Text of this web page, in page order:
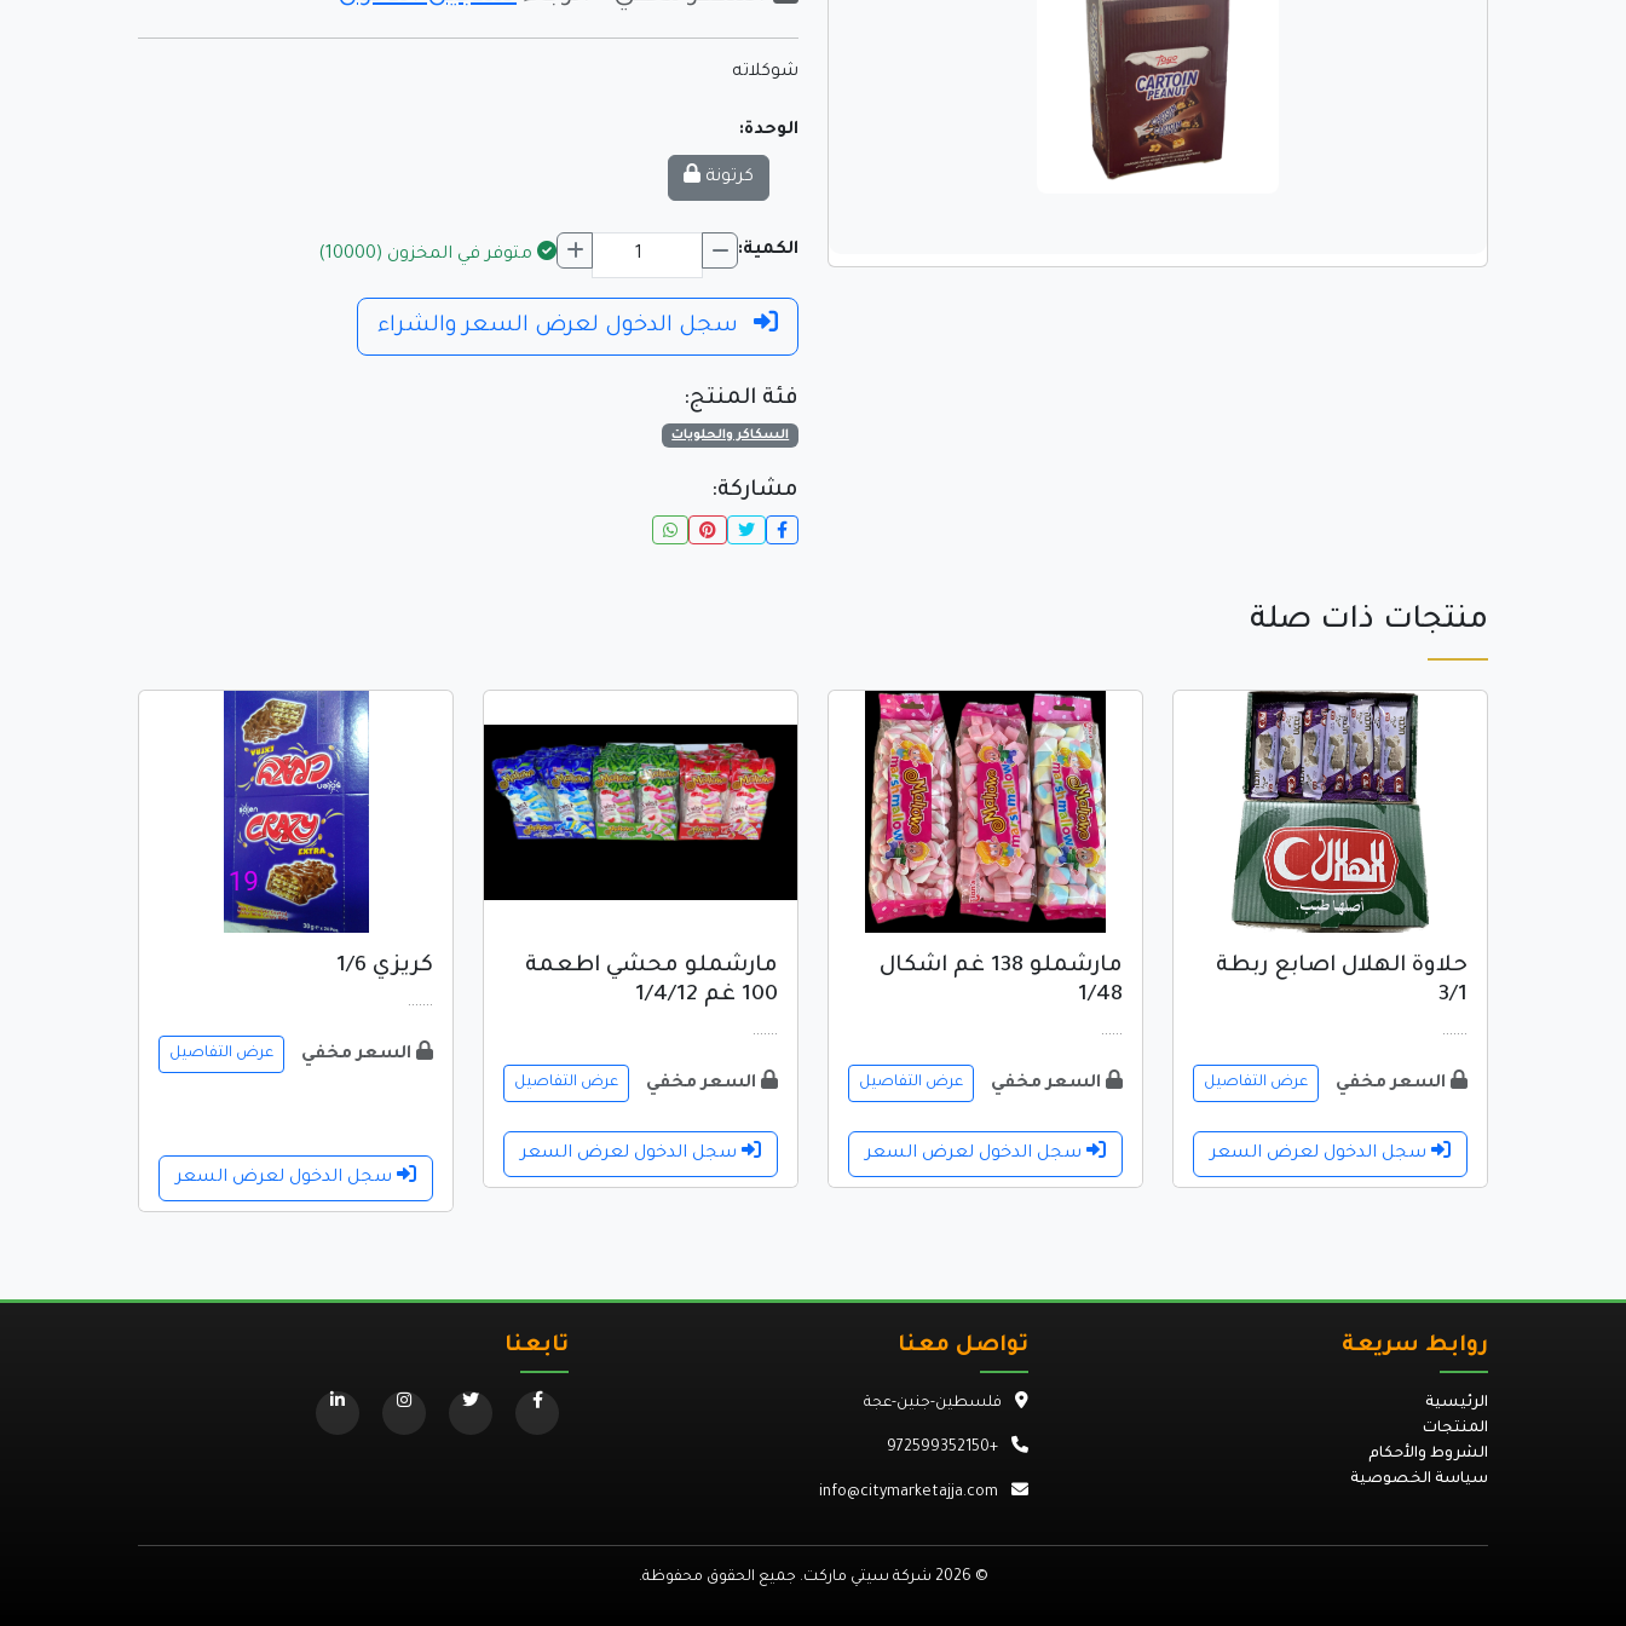
شوكلاته
الوحدة:
كرتونة
الكمية: متوفر في المخزون (10000)
سجل الدخول لعرض السعر والشراء
فئة المنتج:
السكاكر والحلويات
مشاركة:
منتجات ذات صلة
حلاوة الهلال اصابع ربطة
3/1
.......
السعر مخفي عرض التفاصيل
سجل الدخول لعرض السعر
مارشملو 138 غم اشكال
1/48
......
السعر مخفي عرض التفاصيل
سجل الدخول لعرض السعر
مارشملو محشي اطعمة
100 غم 1/4/12
.......
السعر مخفي عرض التفاصيل
سجل الدخول لعرض السعر
كريزي 1/6
.......
السعر مخفي عرض التفاصيل
سجل الدخول لعرض السعر
روابط سريعة
الرئيسية
المنتجات
الشروط والأحكام
سياسة الخصوصية
تواصل معنا
فلسطين-جنين-عجة
+972599352150
تابعنا
© 2026 شركة سيتي ماركت. جميع الحقوق محفوظة.